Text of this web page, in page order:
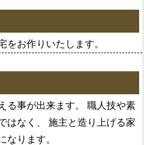
をお作りいたします。
る事が出来ます。 職人技や素
はなく、 施主と造り上げる家
なります。